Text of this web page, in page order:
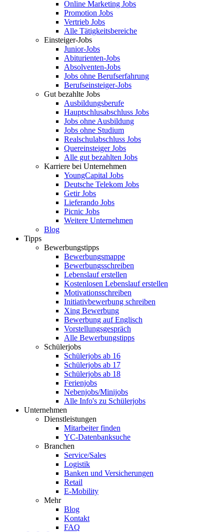
Online Marketing Jobs
Promotion Jobs
Vertrieb Jobs
Alle Tätigkeitsbereiche
Einsteiger-Jobs
Junior-Jobs
Abiturienten-Jobs
Absolventen-Jobs
Jobs ohne Berufserfahrung
Berufseinsteiger-Jobs
Gut bezahlte Jobs
Ausbildungsberufe
Hauptschlusabschluss Jobs
Jobs ohne Ausbildung
Jobs ohne Studium
Realschulabschluss Jobs
Quereinsteiger Jobs
Alle gut bezahlten Jobs
Karriere bei Unternehmen
YoungCapital Jobs
Deutsche Telekom Jobs
Getir Jobs
Lieferando Jobs
Picnic Jobs
Weitere Unternehmen
Blog
Tipps
Bewerbungstipps
Bewerbungsmappe
Bewerbungsschreiben
Lebenslauf erstellen
Kostenlosen Lebenslauf erstellen
Motivationsschreiben
Initiativbewerbung schreiben
Xing Bewerbung
Bewerbung auf Englisch
Vorstellungsgespräch
Alle Bewerbungstipps
Schülerjobs
Schülerjobs ab 16
Schülerjobs ab 17
Schülerjobs ab 18
Ferienjobs
Nebenjobs/Minijobs
Alle Info's zu Schülerjobs
Unternehmen
Dienstleistungen
Mitarbeiter finden
YC-Datenbanksuche
Branchen
Service/Sales
Logistik
Banken und Versicherungen
Retail
E-Mobility
Mehr
Blog
Kontakt
FAQ